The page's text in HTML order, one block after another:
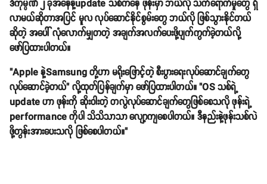
ဒီကုမ္ပဏီ ၂ ခုအနေနဲ့update သစ်ကနေ ဖုန်းမှာ ဘယ်လို သက်ရောက်မှုတွေ ရှိ
လာမယ်ဆိုတာအပြင် မူလ လုပ်ဆောင်နိုင်စွမ်းတွေ ဘယ်လို ဖြစ်သွားနိုင်တယ်
ဆိုတဲ့ အပေါ် လုံလောက်မျှတတဲ့ အချက်အလက်ပေးဖို့ပျက်ကွက်ခဲ့တယ်လို့
ဖော်ပြထားပါတယ်။
"Apple နဲ့Samsung တို့ဟာ မရိုးဖြောင့်တဲ့ စီးပွားရေးလုပ်ဆောင်ချက်တွေ
လုပ်ဆောင်ခဲ့တယ်" လို့ထုတ်ပြန်ချက်မှာ ဖော်ပြထားပါတယ်။ "OS သစ်ရဲ့
update ဟာ ဖုန်းကို ဆိုးဝါးတဲ့ တလွဲလုပ်ဆောင်ချက်တွေဖြစ်စေသလို ဖုန်းရဲ့
performance ကိုပါ သိသိသာသာ လျော့ကျစေပါတယ်။ ဒီနည်းနဲ့ဖုန်းသစ်လဲ
ဖို့တွန်းအားပေးသလို ဖြစ်စေပါတယ်။"